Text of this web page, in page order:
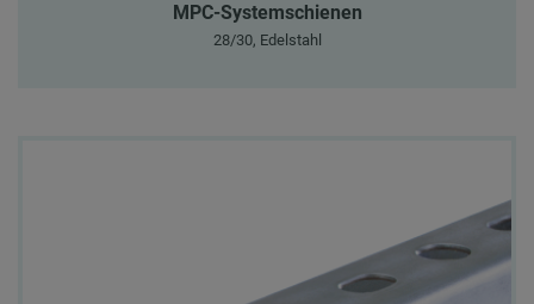
MPC-Systemschienen
28/30, Edelstahl